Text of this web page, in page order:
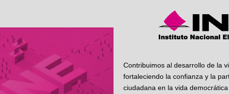
Contribuimos al desarrollo de la
fortaleciendo la confianza y la
ciudadana en la vida